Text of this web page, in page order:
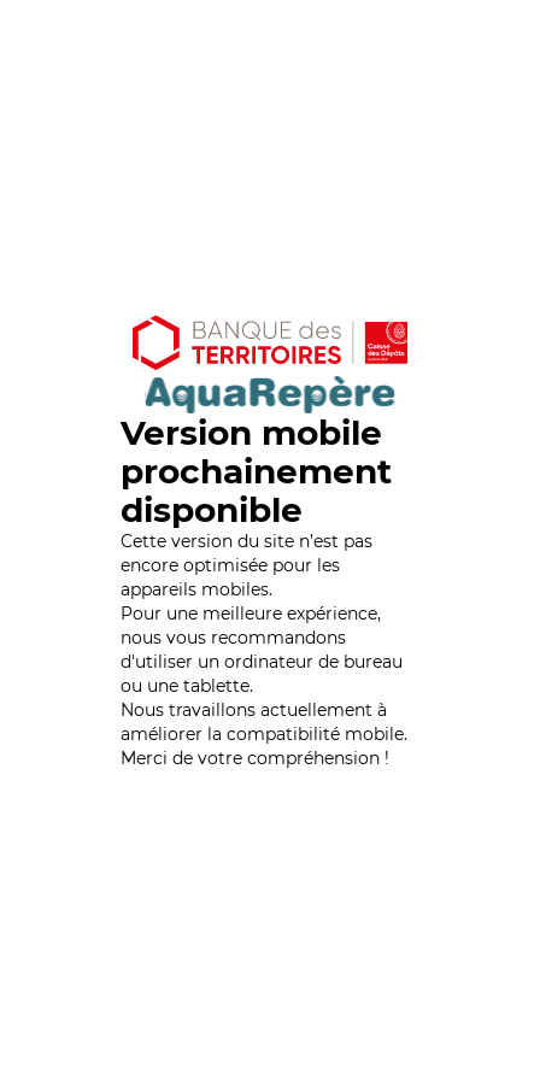
Version mobile
prochainement
disponible
Cette version du site n’est pas
encore optimisée pour les
appareils mobiles.
Pour une meilleure expérience,
nous vous recommandons
d'utiliser un ordinateur de bureau
ou une tablette.
Nous travaillons actuellement à
améliorer la compatibilité mobile.
Merci de votre compréhension !